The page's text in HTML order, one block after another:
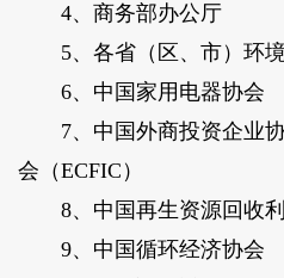
4、商务部办公厅
5、各省（区、市）环境
6、中国家用电器协会
7、中国外商投资企业协
会（ECFIC）
8、中国再生资源回收
9、中国循环经济协会